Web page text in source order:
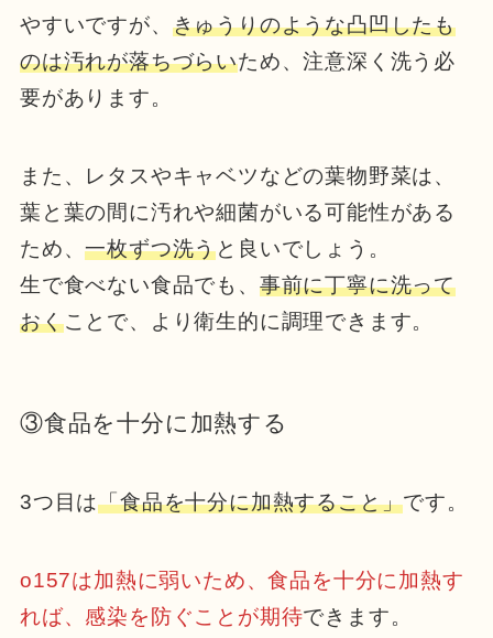
やすいですが、 きゅうりのような凸凹したも
のは汚れが落ちづらいため、注意深く洗う必
要があります。
また、レタスやキャベツなどの葉物野菜は、
葉と葉の間に汚れや細菌がいる可能性がある
ため、一枚ずつ洗うと良いでしょう。
生で食べない食品でも、 事前に丁寧に洗って
おくことで、より衛生的に調理できます。
③食品を十分に加熱する
3つ目は「食品を十分に加熱すること」です。
o157は加熱に弱いため、食品を十分に加熱す
れば、感染を防ぐことが期待できます。